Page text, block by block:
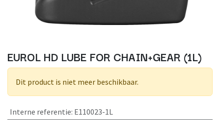
EUROL HD LUBE FOR CHAIN+GEAR (1L)
Dit product is niet meer beschikbaar.
Interne referentie: E110023-1L